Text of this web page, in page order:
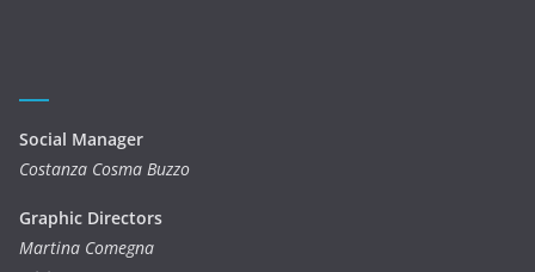
Social Manager
Costanza Cosma Buzzo
Graphic Directors
Martina Comegna